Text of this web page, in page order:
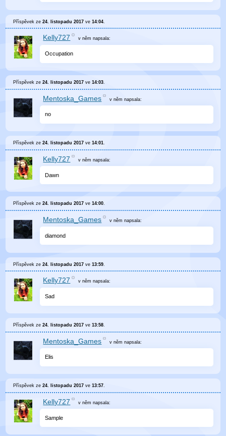
Příspěvek ze24. listopadu 2017 ve14:04
Kelly727 v němnapsala:
Occupation
Příspěvek ze24. listopadu 2017 ve14:03
Mentoska_Games v němnapsala:
no
Příspěvek ze24. listopadu 2017 ve14:01.
Kelly727 v němnapsala:
Dawn
Příspěvek ze24. listopadu 2017 ve14:00.
Mentoska_Games v němnapsala:
diamond
Příspěvek ze24. listopadu 2017 ve13:59
Kelly727 v němnapsala:
Sad
Příspěvek ze24. listopadu 2017 ve13:58
Mentoska_Games v němnapsala:
Elis
Příspěvek ze24. listopadu 2017 ve13:57.
Kelly727 v němnapsala:
Sample